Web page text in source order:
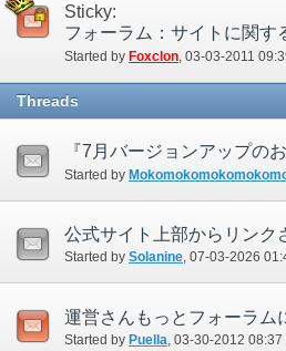
Sticky:
Started by Foxclon ‎, 03-03-2011
Threads
Started by
Started by Solanine‎, 07-03-2026
Started by Puella ‎, 03-30-2012 08:37